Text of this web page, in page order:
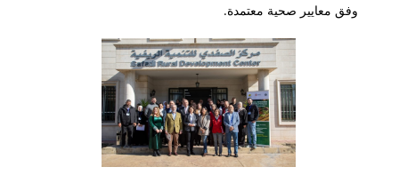
وفق معايير صحية معتمدة.